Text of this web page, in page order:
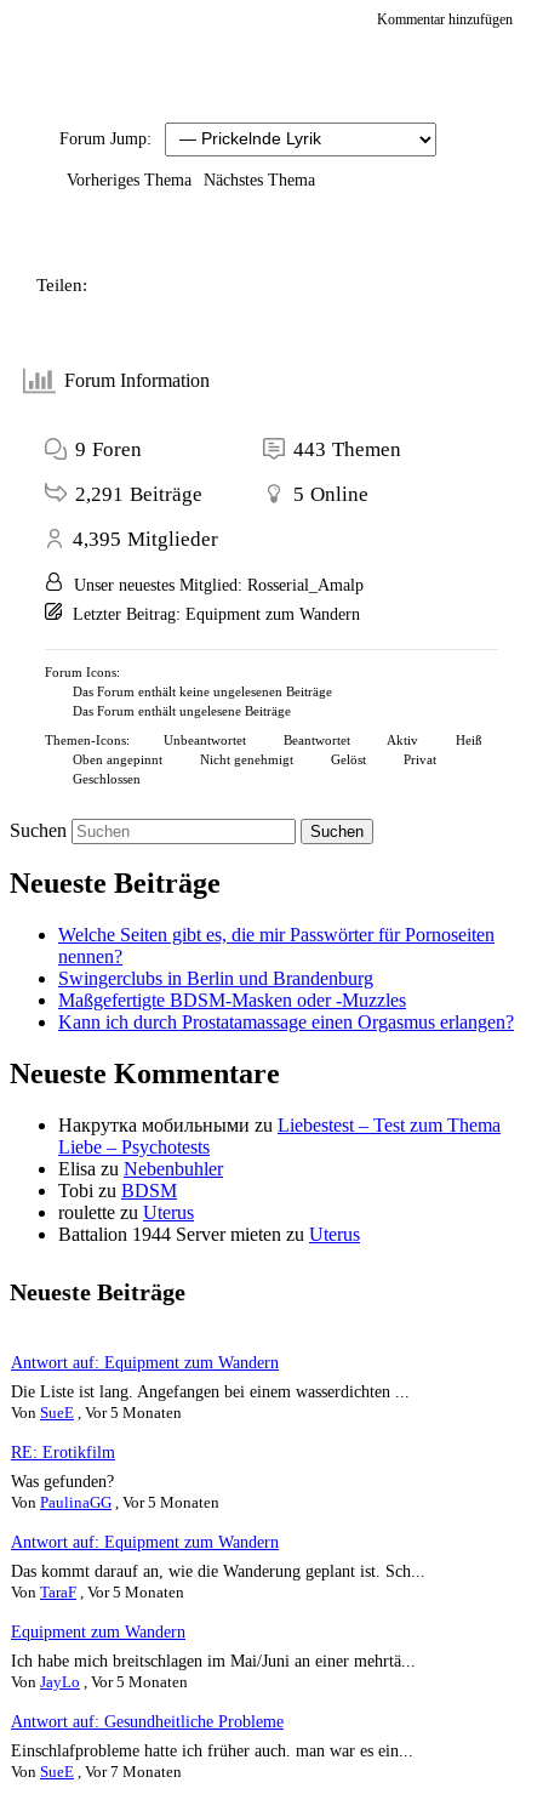
Kommentar hinzufügen
Forum Jump:
Vorheriges Thema Nächstes Thema
Teilen:
Forum Information
9 Foren 443 Themen
2,291 Beiträge 5 Online
4,395 Mitglieder
Unser neuestes Mitglied: Rosserial_Amalp
Letzter Beitrag: Equipment zum Wandern
Forum Icons:
Das Forum enthält keine ungelesenen Beiträge
Das Forum enthält ungelesene Beiträge
Themen-Icons:
Unbeantwortet Beantwortet Aktiv
Heiß
Oben angepinnt
Nicht genehmigt Gelöst
Privat
Geschlossen
Suchen
Neueste Beiträge
Welche Seiten gibt es, die mir Passwörter für Pornoseiten
nennen?
Swingerclubs in Berlin und Brandenburg
Maßgefertigte BDSM-Masken oder -Muzzles
Kann ich durch Prostatamassage einen Orgasmus erlangen?
Neueste Kommentare
Накрутка мобильными zu Liebestest – Test zum Thema
Liebe – Psychotests
Elisa zu Nebenbuhler
Tobi zu BDSM
roulette zu Uterus
Battalion 1944 Server mieten zu Uterus
Neueste Beiträge
Antwort auf: Equipment zum Wandern
Die Liste ist lang. Angefangen bei einem wasserdichten ...
Von SueE Vor 5 Monaten
RE: Erotikfilm
Was gefunden?
Von PaulinaGG Vor 5 Monaten
Antwort auf: Equipment zum Wandern
Das kommt darauf an, wie die Wanderung geplant ist. Sch...
Von TaraF Vor 5 Monaten
Equipment zum Wandern
Ich habe mich breitschlagen im Mai/Juni an einer mehrtä...
Von JayLo Vor 5 Monaten
Antwort auf: Gesundheitliche Probleme
Einschlafprobleme hatte ich früher auch. man war es ein...
Von SueE Vor 7 Monaten